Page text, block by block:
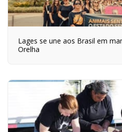
Lages se une aos Brasil em
Orelha